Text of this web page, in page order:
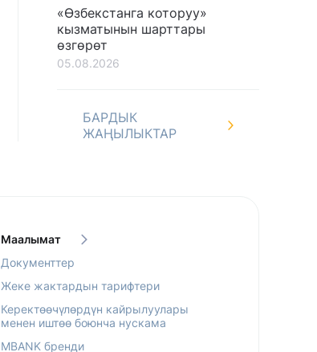
«Өзбекстанга которуу»
кызматынын шарттары
өзгөрөт
05.08.2026
БАРДЫК
ЖАҢЫЛЫКТАР
Маалымат
Документтер
Жеке жактардын тарифтери
Керектөөчүлөрдүн кайрылуулары
менен иштөө боюнча нускама
MBANK бренди